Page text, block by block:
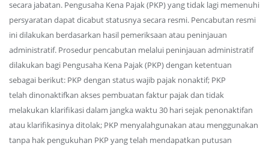
secara jabatan. Pengusaha Kena Pajak (PKP) yang tidak lagi memenuhi
persyaratan dapat dicabut statusnya secara resmi. Pencabutan resmi
ini dilakukan berdasarkan hasil pemeriksaan atau peninjauan
administratif. Prosedur pencabutan melalui peninjauan administratif
dilakukan bagi Pengusaha Kena Pajak (PKP) dengan ketentuan
sebagai berikut: PKP dengan status wajib pajak nonaktif; PKP
telah dinonaktifkan akses pembuatan faktur pajak dan tidak
melakukan klarifikasi dalam jangka waktu 30 hari sejak penonaktifan
atau klarifikasinya ditolak; PKP menyalahgunakan atau menggunakan
tanpa hak pengukuhan PKP yang telah mendapatkan putusan